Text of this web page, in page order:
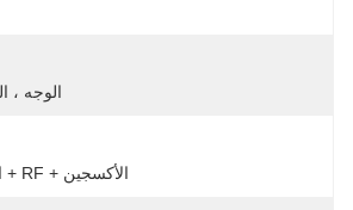
الوجه ،
الأكسجين + RF + الموجات فوق الصوتية